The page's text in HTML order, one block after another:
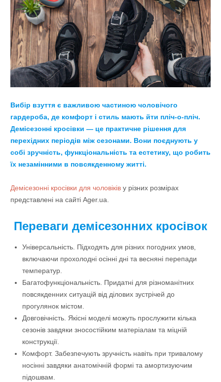
Вибір взуття є важливою частиною чоловічого
гардероба, де комфорт і стиль мають йти пліч-о-пліч.
Демісезонні кросівки — це практичне рішення для
перехідних періодів між сезонами. Вони поєднують у
собі зручність, функціональність та естетику, що робить
їх незамінними в повсякденному житті.
Демісезонні кросівки для чоловіківу різних розмірах
представлені на сайті Ager.ua.
Переваги демісезонних кросівок
Універсальність. Підходять для різних погодних умов,
включаючи прохолодні осінні дні та весняні перепади
температур.
Багатофункціональність. Придатні для різноманітних
повсякденних ситуацій від ділових зустрічей до
прогулянок містом.
Довговічність. Якісні моделі можуть прослужити кілька
сезонів завдяки зносостійким матеріалам та міцній
конструкції.
Комфорт. Забезпечують зручність навіть при тривалому
носінні завдяки анатомічній формі та амортизуючим
підошвам.